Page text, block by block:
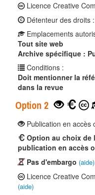
Licence Creative
Détenteur des droits :
Emplacements
Tout site web
Archive spécifique :
Conditions :
Doit mentionner la
dans la revue
Option 2
Publication en accès
Option au choix de
publication en accès
Pas d'embargo (aide)
Licence Creative
(aide)